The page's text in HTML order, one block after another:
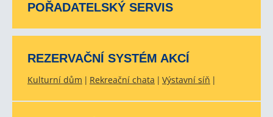
POŘADATELSKÝ SERVIS
REZERVAČNÍ SYSTÉM AKCÍ
Kulturní dům Rekreační chata Výstavní síň